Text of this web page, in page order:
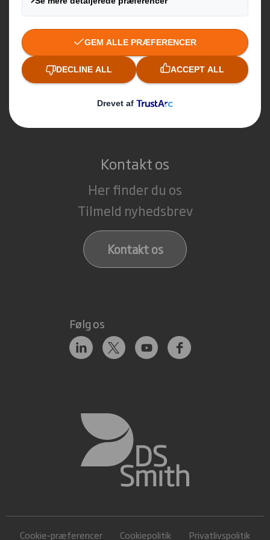
Industriel emballage
Transport emballage
Display
POS materialer
Køb online
Kontakt os
Her finder du os
Tilmeld nyhedsbrev
Kontakt os
Følg os
Cookie-præferencer Cookiepolitik Privatlivspolitik